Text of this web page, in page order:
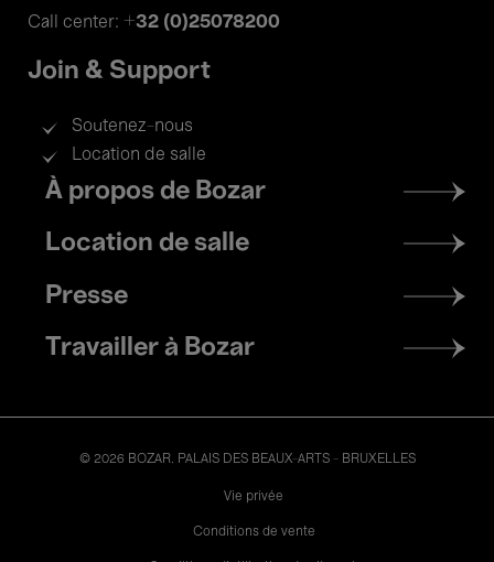
Call center: +32 (0)25078200
Join & Support
Soutenez-nous
Location de salle
Footer
menu
À propos de Bozar
Location de salle
Presse
Travailler à Bozar
© 2026 BOZAR. PALAIS DES BEAUX-ARTS - BRUXELLES
Vie privée
Conditions de vente